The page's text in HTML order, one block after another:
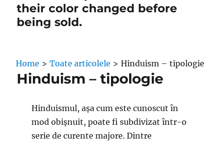
their color changed before
being sold.
Home > Toate articolele > Hinduism – tipologie
Hinduism – tipologie
Hinduismul, așa cum este cunoscut în
mod obișnuit, poate fi subdivizat într-o
serie de curente majore. Dintre